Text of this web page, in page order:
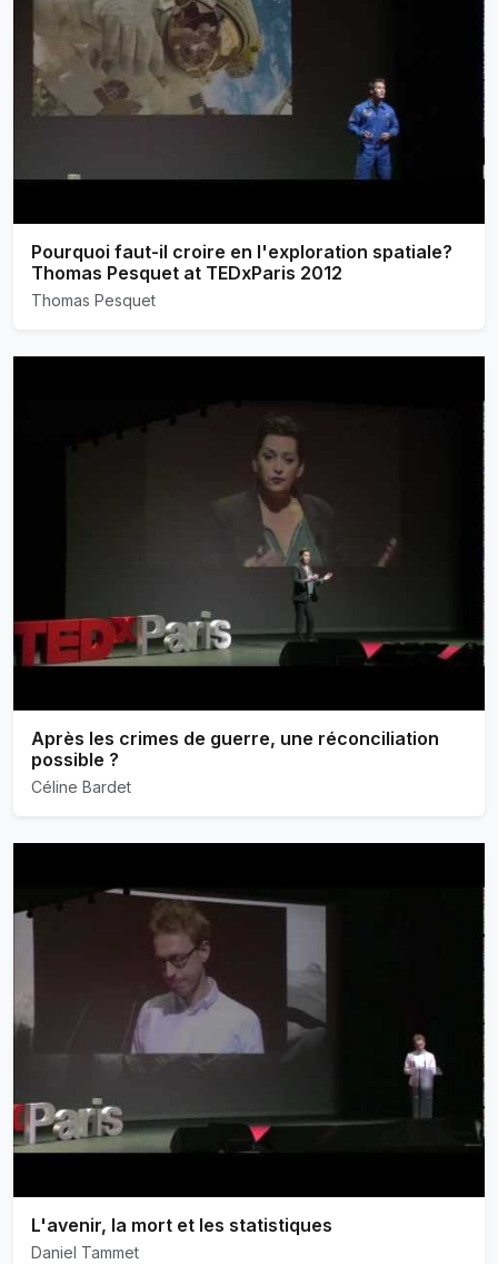
Pourquoi faut-il croire en l'exploration spatiale?
Thomas Pesquet at TEDxParis 2012
Thomas Pesquet
Après les crimes de guerre, une réconciliation
possible ?
Céline Bardet
L'avenir, la mort et les statistiques
Daniel Tammet